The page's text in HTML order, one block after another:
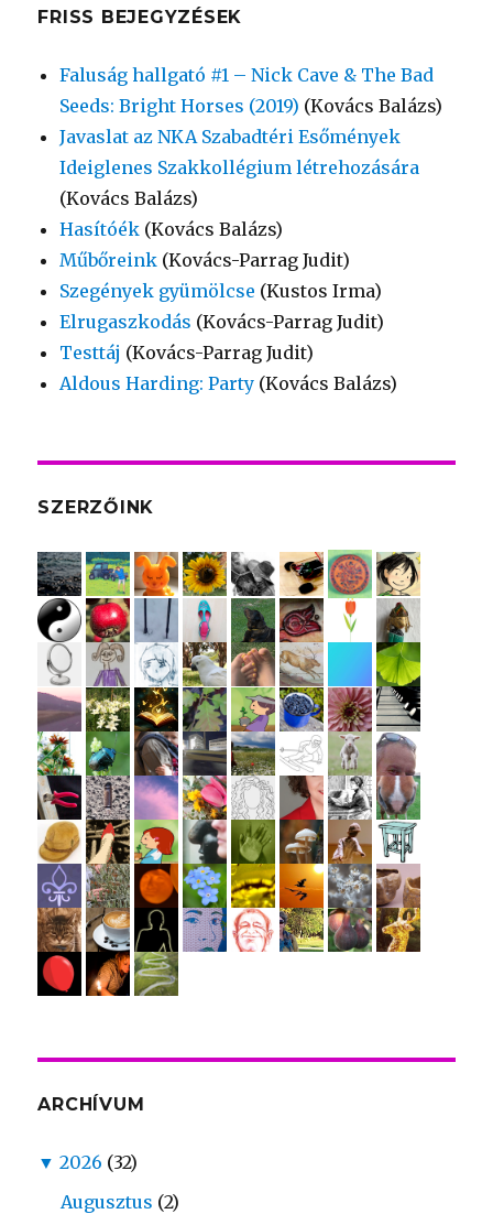
FRISS BEJEGYZÉSEK
Faluság hallgató #1 – Nick Cave & The Bad
Seeds: Bright Horses (2019) (Kovács Balázs)
Javaslat az NKA Szabadtéri Esőmények
Ideiglenes Szakkollégium létrehozására
(Kovács Balázs)
Hasítóék (Kovács Balázs)
Műbőreink (Kovács-Parrag Judit)
Szegények gyümölcse (Kustos Irma)
Elrugaszkodás (Kovács-Parrag Judit)
Testtáj (Kovács-Parrag Judit)
Aldous Harding: Party (Kovács Balázs)
SZERZŐINK
ARCHÍVUM
▼ 2026 (32)
Augusztus (2)